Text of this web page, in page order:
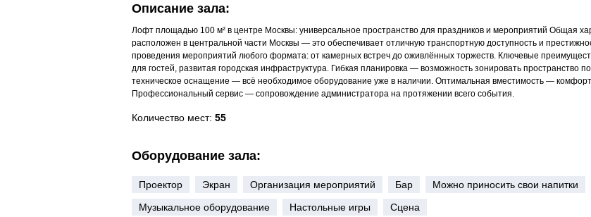
Описание зала:
Лофт площадью 100 м² в центре Москвы: универсальное пространство для праздников и мероприятий Общая
расположен в центральной части Москвы — это обеспечивает отличную транспортную доступность и
проведения мероприятий любого формата: от камерных встреч до оживлённых торжеств. Ключевые
для гостей, развитая городская инфраструктура. Гибкая планировка — возможность зонировать пространство
техническое оснащение — всё необходимое оборудование уже в наличии. Оптимальная вместимость —
Профессиональный сервис — сопровождение администратора на протяжении всего события.
Количество мест: 55
Оборудование зала:
Проектор Экран Организация мероприятий Бар Можно приносить свои напитки
Музыкальное оборудование
Настольные игры Сцена